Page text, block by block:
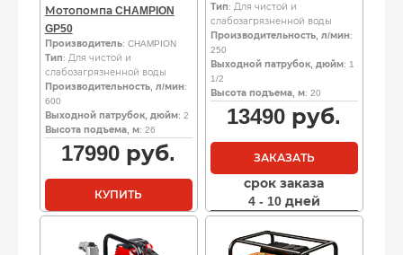
Мотопомпа CHAMPION
GP50
Производитель: CHAMPION
Тип: Для чистой и
слабозагрязненной воды
Производительность, л/мин:
600
Выходной патрубок, дюйм: 2
Высота подъема, м: 26
17990 руб.
КУПИТЬ
Тип: Для чистой и
слабозагрязненной воды
Производительность, л/мин:
250
Выходной патрубок, дюйм: 1
1/2
Высота подъема, м: 20
13490 руб.
ЗАКАЗАТЬ
срок заказа
4 - 10 дней